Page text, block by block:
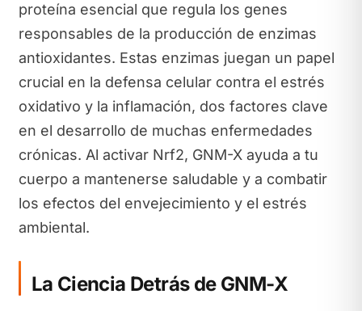
proteína esencial que regula los genes
responsables de la producción de enzimas
antioxidantes. Estas enzimas juegan un papel
crucial en la defensa celular contra el estrés
oxidativo y la inflamación, dos factores clave
en el desarrollo de muchas enfermedades
crónicas. Al activar Nrf2, GNM-X ayuda a tu
cuerpo a mantenerse saludable y a combatir
los efectos del envejecimiento y el estrés
ambiental.
La Ciencia Detrás de GNM-X